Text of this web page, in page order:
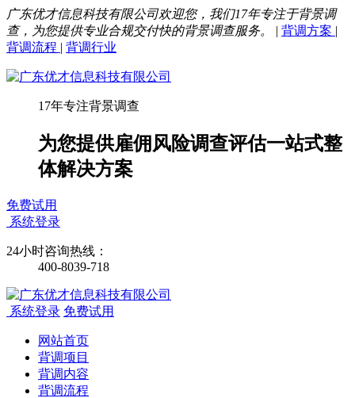
广东优才信息科技有限公司欢迎您，我们17年专注于背景调
查，为您提供专业合规交付快的背景调查服务。
| 背调方案 |
背调流程 | 背调行业
17年专注背景调查
为您提供雇佣风险调查评估一站式整
体解决方案
免费试用
系统登录
24小时咨询热线：
400-8039-718
系统登录 免费试用
网站首页
背调项目
背调内容
背调流程